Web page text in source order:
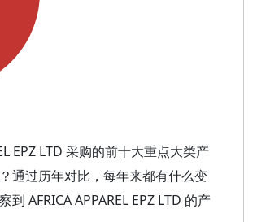
EPZ LTD 采购的前十大重点大类产
通过历年对比，每年来都有什么变
AFRICA APPAREL EPZ LTD 的产